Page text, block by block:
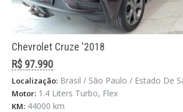
Chevrolet Cruze '2018
R$ 97.990
Localização: Brasil / São Paulo / Estado De
Motor: 1.4 Liters Turbo, Flex
KM: 44000 km